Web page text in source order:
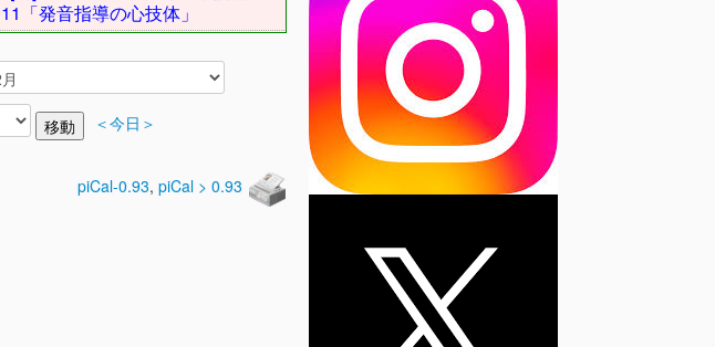
11「発音指導の心技体」
＜今日＞
piCal-0.93, piCal > 0.93